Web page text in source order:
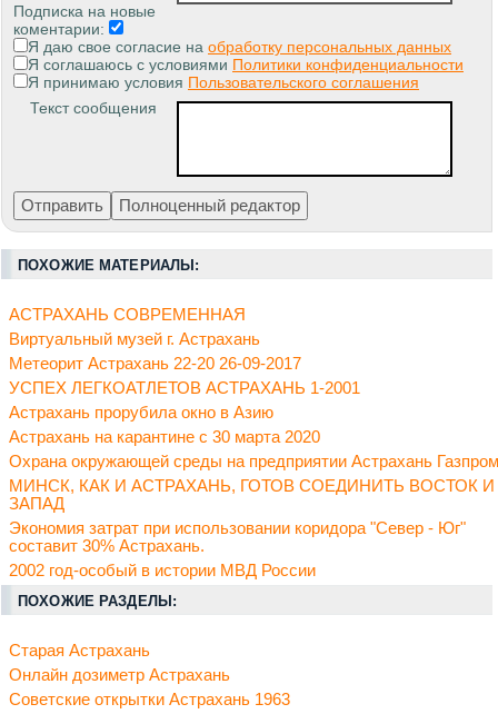
Подписка на новые
коментарии:
Я даю свое согласие на обработку персональных данных
Я соглашаюсь с условиями Политики конфиденциальности
Я принимаю условия Пользовательского соглашения
Текст сообщения
ПОХОЖИЕ МАТЕРИАЛЫ:
АСТРАХАНЬ СОВРЕМЕННАЯ
Виртуальный музей г. Астрахань
Метеорит Астрахань 22-20 26-09-2017
УСПЕХ ЛЕГКОАТЛЕТОВ АСТРАХАНЬ 1-2001
Астрахань прорубила окно в Азию
Астрахань на карантине с 30 марта 2020
Охрана окружающей среды на предприятии Астрахань Газпром
МИНСК, КАК И АСТРАХАНЬ, ГОТОВ СОЕДИНИТЬ ВОСТОК И
ЗАПАД
Экономия затрат при использовании коридора "Север - Юг"
составит 30% Астрахань.
2002 год-особый в истории МВД России
ПОХОЖИЕ РАЗДЕЛЫ:
Старая Астрахань
Онлайн дозиметр Астрахань
Советские открытки Астрахань 1963